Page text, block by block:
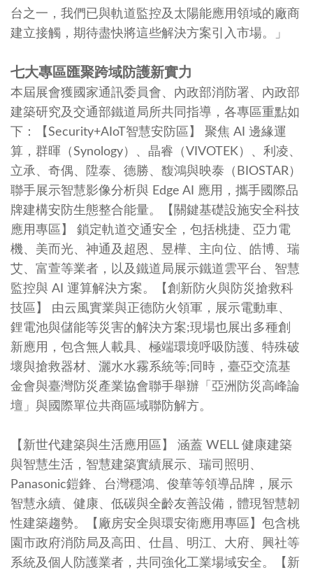
台之一，我們已與軌道監控及太陽能應用領域的廠商
建立接觸，期待盡快將這些解決方案引入市場。」
七大專區匯聚跨域防護新實力
本屆展會獲國家通訊委員會、內政部消防署、內政部
建築研究及交通部鐵道局所共同指導，各專區重點如
下：【Security+AIoT智慧安防區】 聚焦 AI 邊緣運
算，群暉（Synology）、晶睿（VIVOTEK）、利凌、
立承、奇偶、陞泰、德勝、馥鴻與映泰（BIOSTAR）
聯手展示智慧影像分析與 Edge AI 應用，攜手國際品
牌建構安防生態整合能量。【關鍵基礎設施安全科技
應用專區】 鎖定軌道交通安全，包括桃捷、亞力電
機、美而光、神通及超恩、昱樺、主向位、皓博、瑞
艾、富萱等業者，以及鐵道局展示鐵道雲平台、智慧
監控與 AI 運算解決方案。【創新防火與防災搶救科
技區】 由云風實業與正德防火領軍，展示電動車、
鋰電池與儲能等災害的解決方案;現場也展出多種創
新應用，包含無人載具、極端環境呼吸防護、特殊破
壞與搶救器材、灑水水霧系統等;同時，臺亞交流基
金會與臺灣防災產業協會聯手舉辦「亞洲防災高峰論
壇」與國際單位共商區域聯防解方。
【新世代建築與生活應用區】 涵蓋 WELL 健康建築
與智慧生活，智慧建築實績展示、瑞司照明、
Panasonic鎧鋒、台灣穩鴻、俊華等領導品牌，展示
智慧永續、健康、低碳與全齡友善設備，體現智慧韌
性建築趨勢。【廠房安全與環安衛應用專區】包含桃
園市政府消防局及高田、仕昌、明江、大府、興社等
系統及個人防護業者，共同強化工業場域安全。【新